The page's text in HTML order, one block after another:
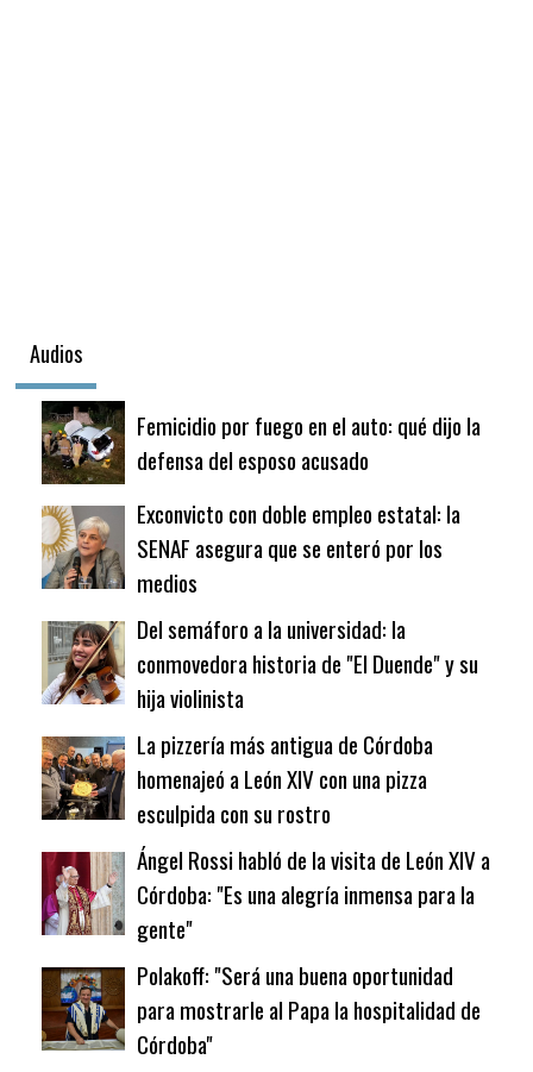
Audios
Femicidio por fuego en el auto: qué dijo la
defensa del esposo acusado
Exconvicto con doble empleo estatal: la
SENAF asegura que se enteró por los
medios
Del semáforo a la universidad: la
conmovedora historia de "El Duende" y su
hija violinista
La pizzería más antigua de Córdoba
homenajeó a León XIV con una pizza
esculpida con su rostro
Ángel Rossi habló de la visita de León XIV a
Córdoba: "Es una alegría inmensa para la
gente"
Polakoff: "Será una buena oportunidad
para mostrarle al Papa la hospitalidad de
Córdoba"